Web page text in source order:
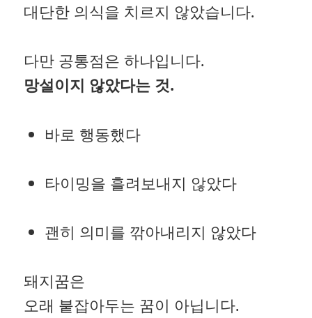
대단한 의식을 치르지 않았습니다.
다만 공통점은 하나입니다.
망설이지 않았다는 것.
바로 행동했다
타이밍을 흘려보내지 않았다
괜히 의미를 깎아내리지 않았다
돼지꿈은
오래 붙잡아두는 꿈이 아닙니다.